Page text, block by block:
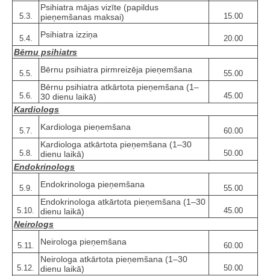
5.3.
Psihiatra mājas vizīte (papildus
pieņemšanas maksai)
15.00
5.4. Psihiatra izziņa 20.00
Bērnu psihiatrs
5.5. Bērnu psihiatra pirmreizēja pieņemšana 55.00
5.6.
Bērnu psihiatra atkārtota pieņemšana (1–
30 dienu laikā)
45.00
Kardiologs
5.7. Kardiologa pieņemšana 60.00
5.8.
Kardiologa atkārtota pieņemšana (1–30
dienu laikā)
50.00
Endokrinologs
5.9. Endokrinologa pieņemšana 55.00
5.10.
Endokrinologa atkārtota pieņemšana (1–30
dienu laikā)
45.00
Neirologs
5.11. Neirologa pieņemšana 60.00
5.12.
Neirologa atkārtota pieņemšana (1–30
dienu laikā)
50.00